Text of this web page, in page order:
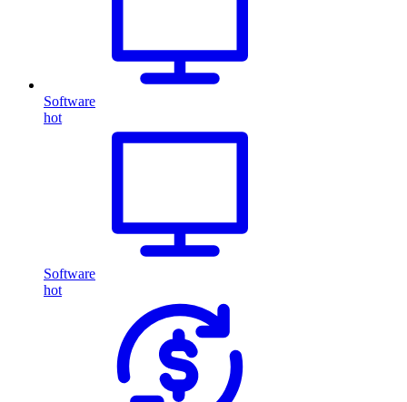
Software
hot
Software
hot